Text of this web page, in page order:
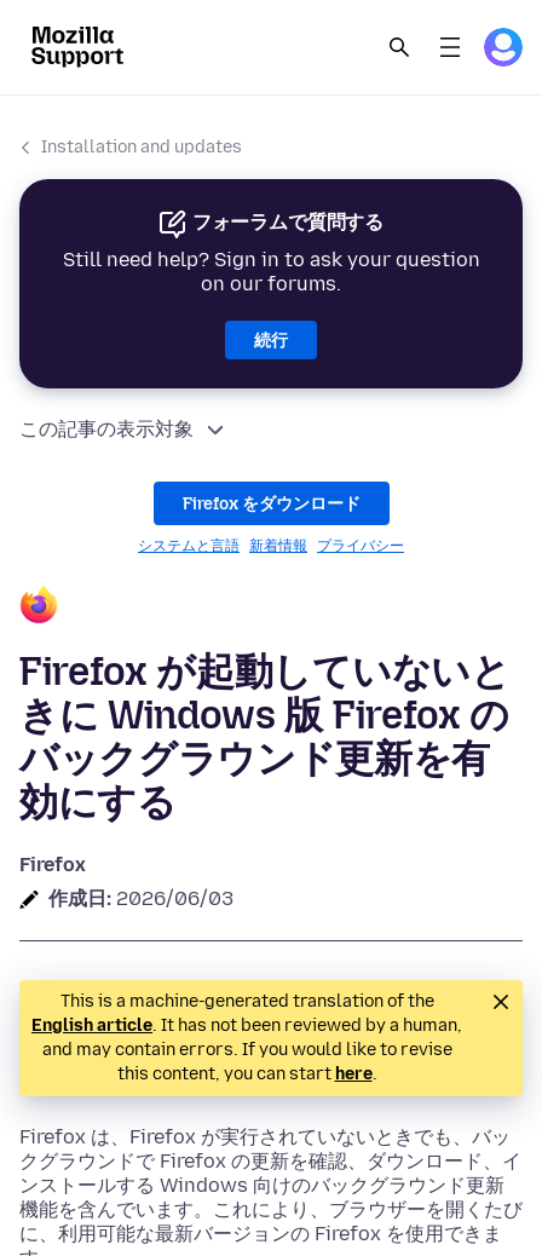
Installation and updates
フォーラムで質問する
Still need help? Sign in to ask your question
on our forums.
続行
この記事の表示対象
Firefox をダウンロード
システムと言語 新着情報 プライバシー
Firefox が起動していないと
きに Windows 版 Firefox の
バックグラウンド更新を有
効にする
Firefox
作成日: 2026/06/03
This is a machine-generated translation of the
English article. It has not been reviewed by a human,
and may contain errors. If you would like to revise
this content, you can start here.
Firefox は、Firefox が実行されていないときでも、バッ
クグラウンドで Firefox の更新を確認、ダウンロード、イ
ンストールする Windows 向けのバックグラウンド更新
機能を含んでいます。これにより、ブラウザーを開くたび
に、利用可能な最新バージョンの Firefox を使用できま